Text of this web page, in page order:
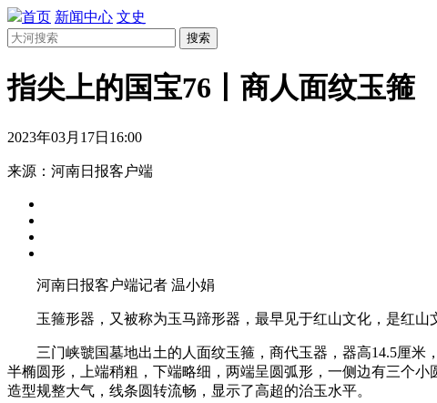
首页 新闻中心 文史
搜索
指尖上的国宝76丨商人面纹玉箍
2023年03月17日16:00
来源：河南日报客户端
河南日报客户端记者 温小娟
玉箍形器，又被称为玉马蹄形器，最早见于红山文化，是红山
三门峡虢国墓地出土的人面纹玉箍，商代玉器，器高14.5厘米
半椭圆形，上端稍粗，下端略细，两端呈圆弧形，一侧边有三个
造型规整大气，线条圆转流畅，显示了高超的治玉水平。